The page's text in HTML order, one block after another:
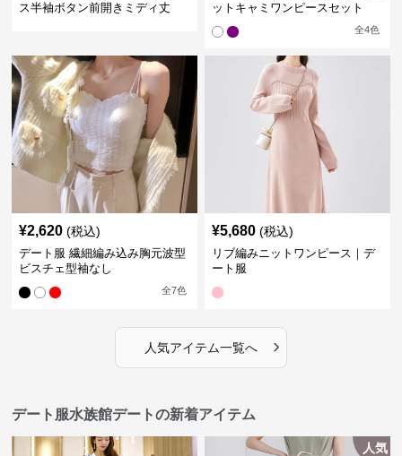
ス半袖ボタン前開きミディ丈
ットキャミワンピースセット
全4色
¥2,620 (税込)
デート服 繊細編み込み胸元波型
ビスチェ型袖なし
全7色
¥5,680 (税込)
リブ編みニットワンピース｜デ
ート服
人気アイテム一覧へ ›
デート服水族館デートの新着アイテム
人気